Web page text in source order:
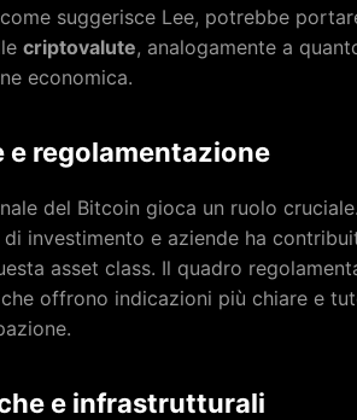
suggerisce Lee, potrebbe
criptovalute, analogamente a
economica.
regolamentazione
del Bitcoin gioca un ruolo
investimento e aziende ha
asset class. Il quadro
offrono indicazioni più chiare e
e infrastrutturali